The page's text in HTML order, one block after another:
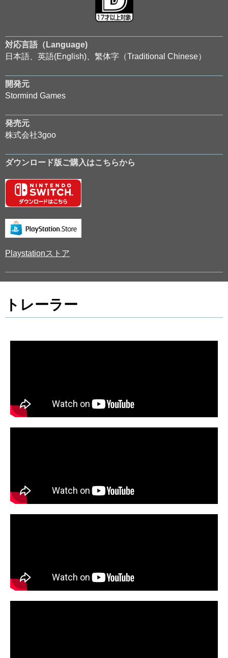
対応言語（Language)
日本語、英語(English)、繁体字（Traditional Chinese）
開発元
Stormind Games
発売元
株式会社3goo
ダウンロード版ご購入はこちらから
Playstationストア
トレーラー